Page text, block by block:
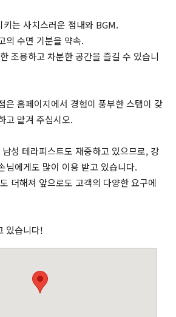
는 사치스러운 점내와 BGM.
의 수면 기분을 약속.
조용하고 차분한 공간을 즐길 수 있습니
은 홈페이지에서 경험이 풍부한 스탭이 갖
고 맡겨 주십시오.
성 테라피스트도 재중하고 있으므로, 강
님에게도 많이 이용 받고 있습니다.
더해져 앞으로도 고객의 다양한 요구에
있습니다!